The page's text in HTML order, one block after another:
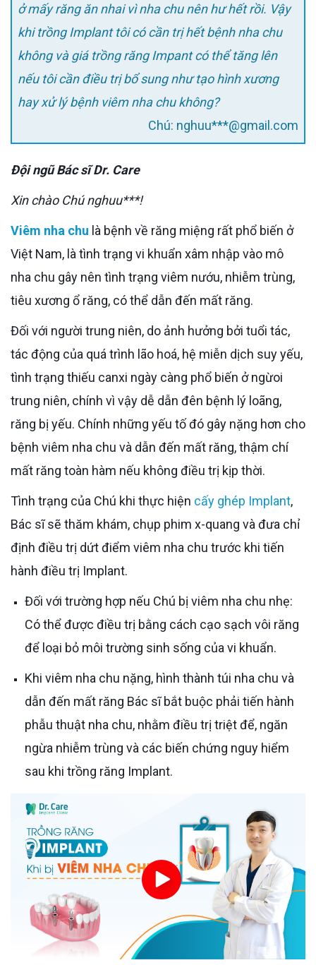
ở mấy răng ăn nhai vì nha chu nên hư hết rồi. Vậy
khi trồng Implant tôi có cần trị hết bệnh nha chu
không và giá trồng răng Impant có thể tăng lên
nếu tôi cần điều trị bổ sung như tạo hình xương
hay xử lý bệnh viêm nha chu không?
Chú: nghuu***@gmail.com
Đội ngũ Bác sĩ Dr. Care
Xin chào Chú nghuu***!
Viêm nha chu là bệnh về răng miệng rất phổ biến ở
Việt Nam, là tình trạng vi khuẩn xâm nhập vào mô
nha chu gây nên tình trạng viêm nướu, nhiễm trùng,
tiêu xương ổ răng, có thể dẫn đến mất răng.
Đối với người trung niên, do ảnh hưởng bởi tuổi tác,
tác động của quá trình lão hoá, hệ miễn dịch suy yếu,
tình trạng thiếu canxi ngày càng phổ biến ở ngừoi
trung niên, chính vì vậy dễ dẫn đên bệnh lý loãng,
răng bị yếu. Chính những yếu tố đó gây nặng hơn cho
bệnh viêm nha chu và dẫn đến mất răng, thậm chí
mất răng toàn hàm nếu không điều trị kịp thời.
Tình trạng của Chú khi thực hiện cấy ghép Implant,
Bác sĩ sẽ thăm khám, chụp phim x-quang và đưa chỉ
định điều trị dứt điểm viêm nha chu trước khi tiến
hành điều trị Implant.
Đối với trường hợp nếu Chú bị viêm nha chu nhẹ:
Có thể được điều trị bằng cách cạo sạch vôi răng
để loại bỏ môi trường sinh sống của vi khuẩn.
Khi viêm nha chu nặng, hình thành túi nha chu và
dẫn đến mất răng Bác sĩ bắt buộc phải tiến hành
phẫu thuật nha chu, nhằm điều trị triệt để, ngăn
ngừa nhiễm trùng và các biến chứng nguy hiểm
sau khi trồng răng Implant.